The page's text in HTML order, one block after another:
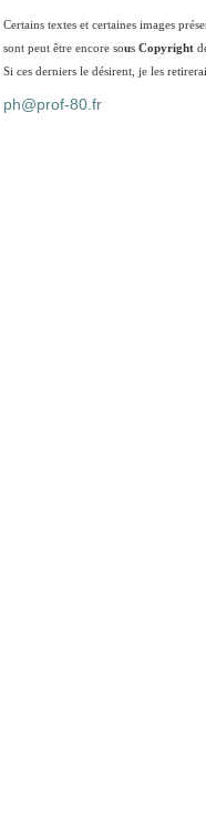
Certains textes et certaines images
sont peut être encore sous Copyright
Si ces derniers le désirent, je les
ph@prof-80.fr